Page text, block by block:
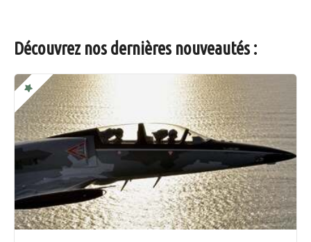
Découvrez nos dernières nouveautés :